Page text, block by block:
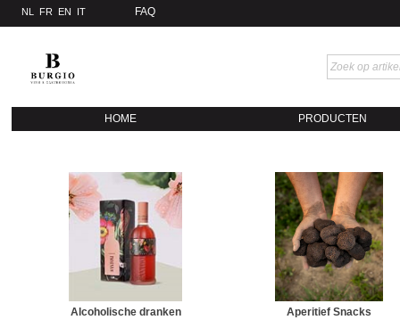
NL FR EN IT FAQ
HOME PRODUCTEN
Alcoholische dranken
Aperitief Snacks